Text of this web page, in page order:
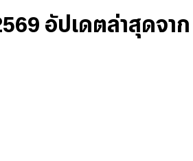
อัปเดตล่าสุดจาก